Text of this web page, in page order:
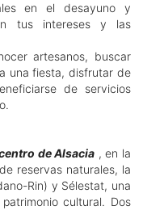
en el desayuno y
tus intereses y las
artesanos, buscar
una fiesta, disfrutar de
de servicios
de Alsacia , en la
reservas naturales, la
Rin) y Sélestat, una
cultural. Dos